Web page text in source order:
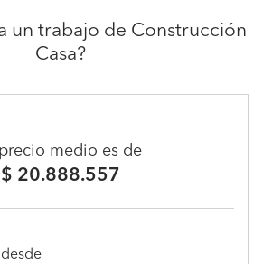
un trabajo de Construcción
Casa?
medio es de
$ 20.888.557